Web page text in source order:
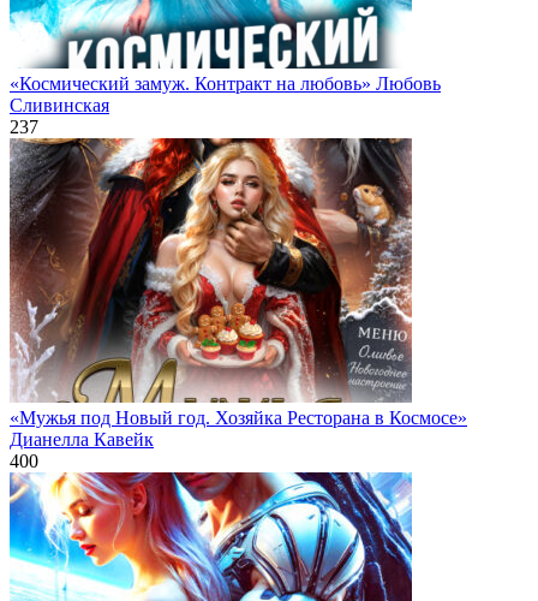
«Космический замуж. Контракт на любовь» Любовь
Сливинская
237
«Мужья под Новый год. Хозяйка Ресторана в Космосе»
Дианелла Кавейк
400